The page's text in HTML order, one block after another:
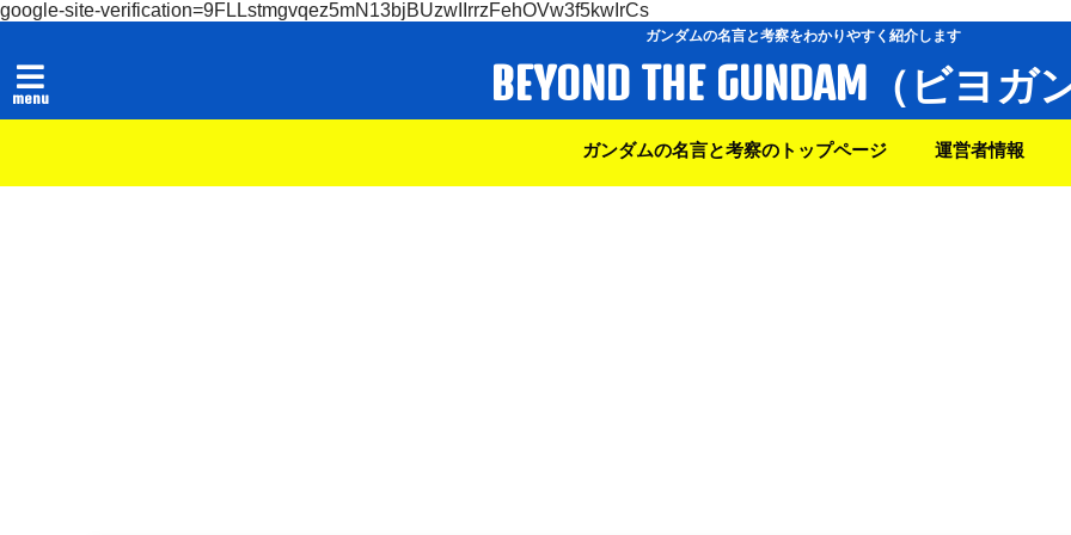
google-site-verification=9FLLstmgvqez5mN13bjBUzwIIrrzFehOVw3f5kwIrCs
ガンダムの名言と考察をわかりやすく紹介します
menu BEYOND THE GUNDAM（ビヨガ
ガンダムの名言と考察のトップページ 運営者情報